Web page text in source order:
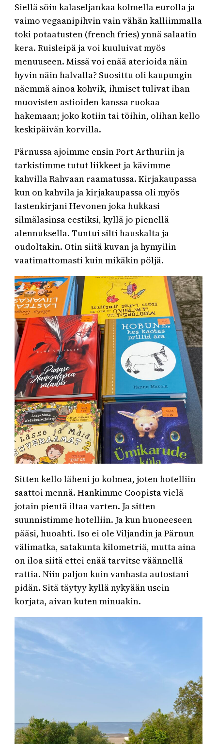
Siellä söin kalaseljankaa kolmella eurolla ja
vaimo vegaanipihvin vain vähän kalliimmalla
toki potaatusten (french fries) ynnä salaatin
kera. Ruisleipä ja voi kuuluivat myös
menuuseen. Missä voi enää aterioida näin
hyvin näin halvalla? Suosittu oli kaupungin
näemmä ainoa kohvik, ihmiset tulivat ihan
muovisten astioiden kanssa ruokaa
hakemaan; joko kotiin tai töihin, olihan kello
keskipäivän korvilla.
Pärnussa ajoimme ensin Port Arthuriin ja
tarkistimme tutut liikkeet ja kävimme
kahvilla Rahvaan raamatussa. Kirjakaupassa
kun on kahvila ja kirjakaupassa oli myös
lastenkirjani Hevonen joka hukkasi
silmälasinsa eestiksi, kyllä jo pienellä
alennuksella. Tuntui silti hauskalta ja
oudoltakin. Otin siitä kuvan ja hymyilin
vaatimattomasti kuin mikäkin pöljä.
Sitten kello läheni jo kolmea, joten hotelliin
saattoi mennä. Hankimme Coopista vielä
jotain pientä iltaa varten. Ja sitten
suunnistimme hotelliin. Ja kun huoneeseen
pääsi, huoahti. Iso ei ole Viljandin ja Pärnun
välimatka, satakunta kilometriä, mutta aina
on iloa siitä ettei enää tarvitse väännellä
rattia. Niin paljon kuin vanhasta autostani
pidän. Sitä täytyy kyllä nykyään usein
korjata, aivan kuten minuakin.